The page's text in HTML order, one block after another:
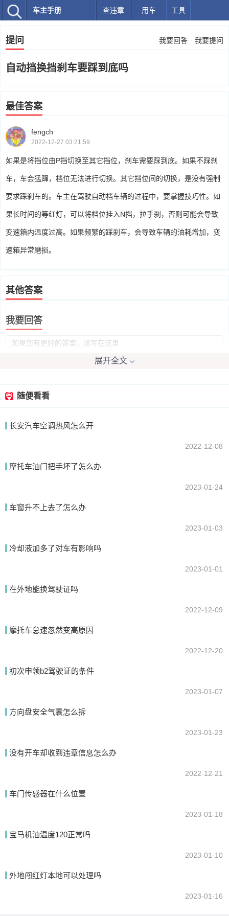
车主手册 查违章 用车 工具
提问 我要回答 我要提问
自动挡换挡刹车要踩到底吗
最佳答案
fengch
2022-12-27 03:21:59
如果是将挡位由P挡切换至其它挡位，刹车需要踩到底。如果不踩刹
车，车会猛蹿，档位无法进行切换。其它挡位间的切换，是没有强制
要求踩刹车的。车主在驾驶自动档车辆的过程中，要掌握技巧性。如
果长时间的等红灯，可以将档位挂入N挡，拉手刹，否则可能会导致
变速箱内温度过高。如果频繁的踩刹车，会导致车辆的油耗增加，变
速箱异常磨损。
其他答案
我要回答
提交
展开全文
随便看看
长安汽车空调热风怎么开
2022-12-08
摩托车油门把手坏了怎么办
2023-01-24
车窗升不上去了怎么办
2023-01-03
冷却液加多了对车有影响吗
2023-01-01
在外地能换驾驶证吗
2022-12-09
摩托车怠速忽然变高原因
2022-12-20
初次申领b2驾驶证的条件
2023-01-07
方向盘安全气囊怎么拆
2023-01-23
没有开车却收到违章信息怎么办
2022-12-21
车门传感器在什么位置
2023-01-18
宝马机油温度120正常吗
2023-01-10
外地闯红灯本地可以处理吗
2023-01-16